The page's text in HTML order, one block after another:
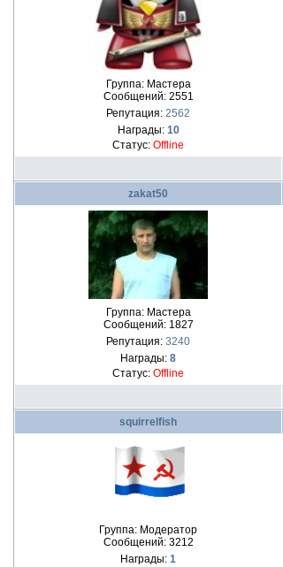
Группа: Мастера
Сообщений: 2551
Репутация: 2562
Награды: 10
Статус: Offline
zakat50
Группа: Мастера
Сообщений: 1827
Репутация: 3240
Награды: 8
Статус: Offline
squirrelfish
Группа: Модератор
Сообщений: 3212
Награды: 1